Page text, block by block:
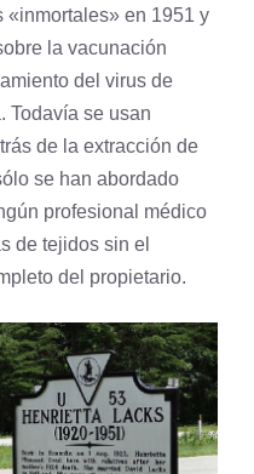
«inmortales» en 1951 y
la vacunación
del virus de
Todavía se usan
de la extracción de
se han abordado
profesional médico
de tejidos sin el
del propietario.